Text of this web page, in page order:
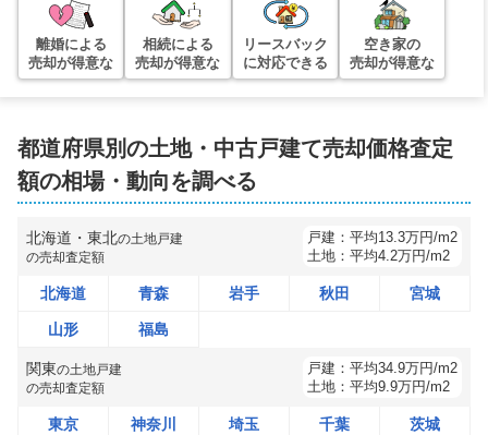
離婚による
売却が得意な
相続による
売却が得意な
リースバック
に対応できる
空き家の
売却が得意な
都道府県別の土地・中古戸建て売却価格査定
額の相場・動向を調べる
北海道・東北の土地戸建
の売却査定額
戸建： 平均13.3万円/m2
土地： 平均4.2万円/m2
北海道 青森 岩手 秋田 宮城
山形 福島
関東の土地戸建
の売却査定額
戸建： 平均34.9万円/m2
土地： 平均9.9万円/m2
東京 神奈川 埼玉 千葉 茨城